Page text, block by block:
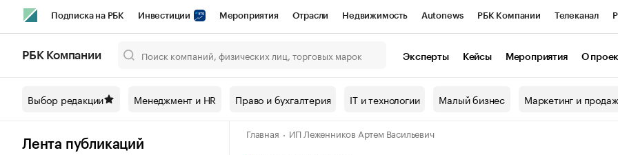
Подписка на РБК Инвестиции Мероприятия Отрасли Недвижимость Autonews РБК Компании Телеканал
Спецпроекты СПб Конференции СПб Спецпроекты Проверка контрагентов
Технологии и медиа Рынок наличной валюты
РБК Компании Эксперты Кейсы Мероприятия О
Выбор редакции Менеджмент и HR Право и бухгалтерия IT и технологии Малый бизнес Маркетинг и
Лента публикаций
Главная ИП Леженников Артем Васильевич